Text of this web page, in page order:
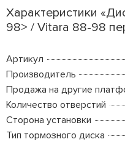
Характеристики
98> / Vitara 88-98
Артикул
Производитель
Продажа на другие
Количество отверстий
Сторона установки
Тип тормозного диска